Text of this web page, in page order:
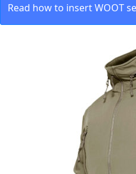
Read how to insert WOOT